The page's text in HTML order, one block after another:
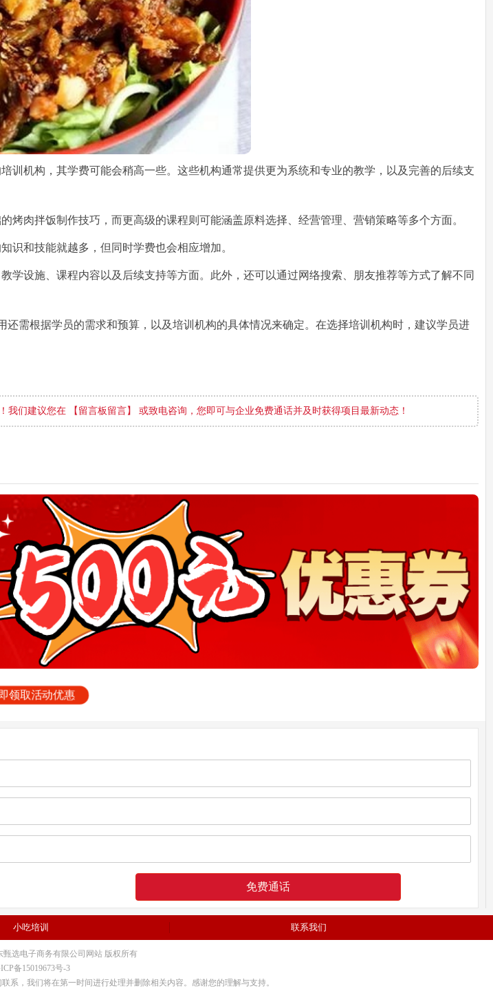
机构，其学费可能会稍高一些。这些机构通常提供更为系统和专业的教学，以及完善的后续支
肉拌饭制作技巧，而更高级的课程则可能涵盖原料选择、经营管理、营销策略等多个方面。
识和技能就越多，但同时学费也会相应增加。
设施、课程内容以及后续支持等方面。此外，还可以通过网络搜索、朋友推荐等方式了解不同
需根据学员的需求和预算，以及培训机构的具体情况来确定。在选择培训机构时，建议学员进
们建议您在 【留言板留言】 或致电咨询，您即可与企业免费通话并及时获得项目最新动态！
领取活动优惠
免费通话
小吃培训 联系我们
甄选电子商务有限公司网站 版权所有
备15019673号-3
系，我们将在第一时间进行处理并删除相关内容。感谢您的理解与支持。